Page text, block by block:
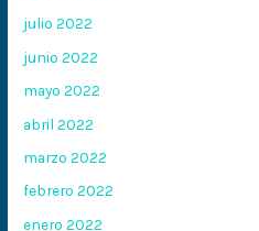
julio 2022
junio 2022
mayo 2022
abril 2022
marzo 2022
febrero 2022
enero 2022